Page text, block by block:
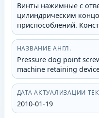
Винты нажимные с
цилиндрическим
приспособлений.
НАЗВАНИЕ АНГЛ.
Pressure dog point
machine retaining
ДАТА АКТУАЛИЗАЦИИ
2010-01-19